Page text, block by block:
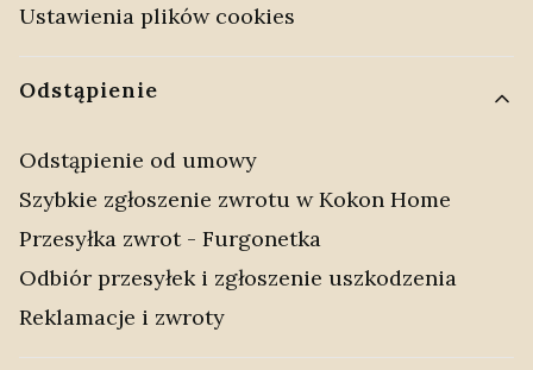
Ustawienia plików cookies
Odstąpienie
Odstąpienie od umowy
Szybkie zgłoszenie zwrotu w Kokon Home
Przesyłka zwrot - Furgonetka
Odbiór przesyłek i zgłoszenie uszkodzenia
Reklamacje i zwroty